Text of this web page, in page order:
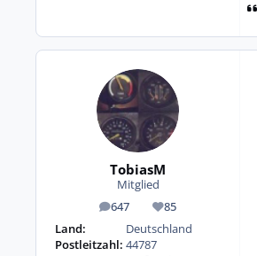
TobiasM
Mitglied
647
Beiträge 85
Reputation
Land:
Deutschland
Postleitzahl: 44787